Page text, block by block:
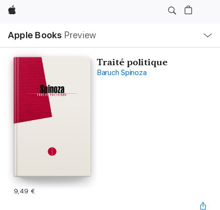
Apple
Apple Books Preview
lokaal
navigatiemenu
Traité politique
Baruch Spinoza
9,49 €